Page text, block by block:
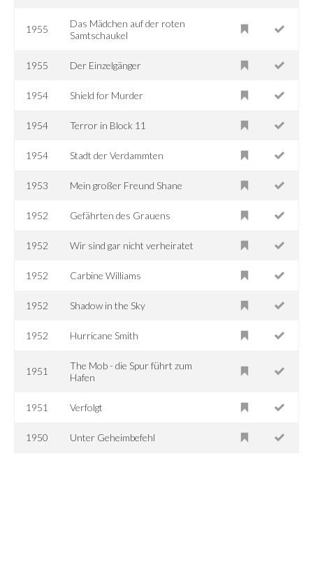
1955
Das Mädchen auf der roten
Samtschaukel
1955 Der Einzelgänger
1954 Shield for Murder
1954 Terror in Block 11
1954 Stadt der Verdammten
1953 Mein großer Freund Shane
1952 Gefährten des Grauens
1952 Wir sind gar nicht verheiratet
1952 Carbine Williams
1952 Shadow in the Sky
1952 Hurricane Smith
1951
The Mob - die Spur führt zum
Hafen
1951 Verfolgt
1950 Unter Geheimbefehl